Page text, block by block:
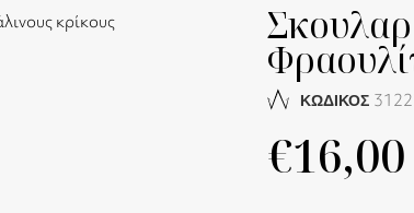
ΚΩΔΙΚΟΣ
€16,00